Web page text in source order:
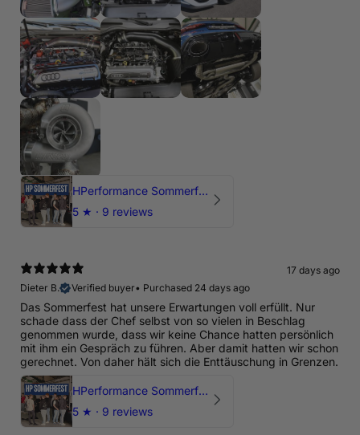
HPerformance Sommerfest 2026
5 ★ · 9 reviews
17 days ago
Dieter B.
Verified buyer• Purchased 24 days ago
Das Sommerfest hat unsere Erwartungen voll erfüllt. Nur
schade dass der Chef selbst von so vielen in Beschlag
genommen wurde, dass wir keine Chance hatten persönlich
mit ihm ein Gespräch zu führen. Aber damit hatten wir schon
gerechnet. Von daher hält sich die Enttäuschung in Grenzen.
HPerformance Sommerfest 2026
5 ★ · 9 reviews